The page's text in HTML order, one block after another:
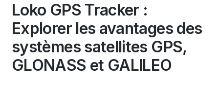
Loko GPS Tracker :
Explorer les avantages des
systèmes satellites GPS,
GLONASS et GALILEO